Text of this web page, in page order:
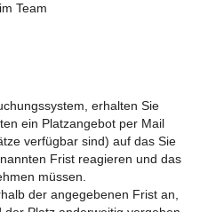
Team
erhalten Sie
ein Platzangebot per Mail
verfügbar sind) auf das Sie
Frist reagieren und das
müssen.
der angegebenen Frist an,